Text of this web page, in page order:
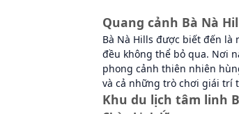
Quang cảnh Bà Nà
Bà Nà Hills được biết đến
đều không thể bỏ qua. Nơi
phong cảnh thiên nhiên
và cả những trò chơi giái trí
Khu du lịch tâm linh